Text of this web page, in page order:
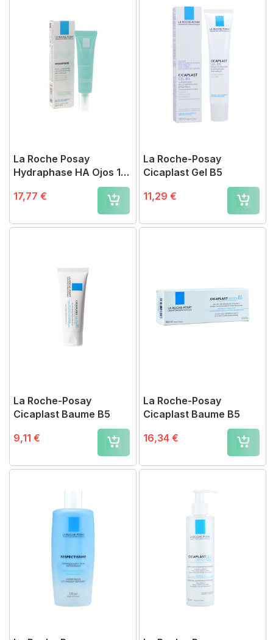
La Roche Posay
Hydraphase HA Ojos 15
17,77 €
La Roche-Posay
Cicaplast Gel B5
11,29 €
La Roche-Posay
Cicaplast Baume B5
9,11 €
La Roche-Posay
Cicaplast Baume B5
16,34 €